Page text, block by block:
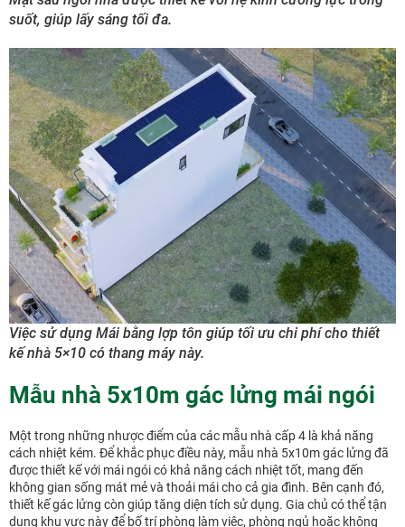
suốt, giúp lấy sáng tối đa.
Việc sử dụng Mái bằng lợp tôn giúp tối ưu chi phí cho thiết
kế nhà 5×10 có thang máy này.
Mẫu nhà 5x10m gác lửng mái ngói
Một trong những nhược điểm của các mẫu nhà cấp 4 là khả năng
cách nhiệt kém. Để khắc phục điều này, mẫu nhà 5x10m gác lửng đã
được thiết kế với mái ngói có khả năng cách nhiệt tốt, mang đến
không gian sống mát mẻ và thoải mái cho cả gia đình. Bên cạnh đó,
thiết kế gác lửng còn giúp tăng diện tích sử dụng. Gia chủ có thể tận
dụng khu vực này để bố trí phòng làm việc, phòng ngủ hoặc không